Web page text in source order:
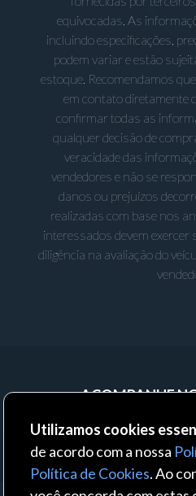
equivocadas. As
incluindo especificações,
podem variar e estão
estoque. Recomendamos
em contato diretamente
confirmar todas as
qualquer decisão de
veracidade das
vendedores e não se
danos ou prejuízos
realizadas com base nos
interessados devem exercer
diligência na avaliação do
ACOMPANHE
Utilizamos cookies
de acordo com a nossa
Política de Cookies. Ao